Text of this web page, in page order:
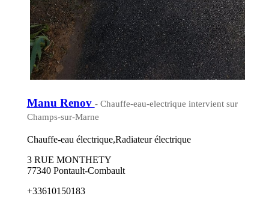
Manu Renov - Chauffe-eau-electrique intervient sur
Champs-sur-Marne
Chauffe-eau électrique,Radiateur électrique
3 RUE MONTHETY
77340 Pontault-Combault
+33610150183